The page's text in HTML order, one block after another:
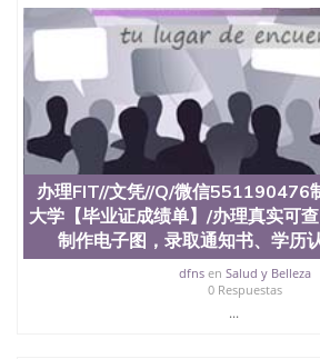
University）圣何塞州立大学成绩单（
University）圣何塞州立大学成绩单（
University）圣何塞州立大学成绩单
University）成绩单圣何塞州立大学
State University）圣何塞州立大学（
University）圣何塞州立大学（San
University）圣何塞州立大学（ San
University）圣何塞州立大学（San
University）圣何塞州立大学文凭（
University）圣何塞州立大学文凭（
University）文凭圣何塞州立大学文
State University）圣何塞州立大学
State University）圣何塞州立大学学
State University）圣何塞州立大学学
办理FIT//文凭//Q/微信551190476
大学【毕业证成绩单】/办理真实可
制作电子图，录取通知书、学历
dfnsen Salud y Belleza
0 Respuestas
...